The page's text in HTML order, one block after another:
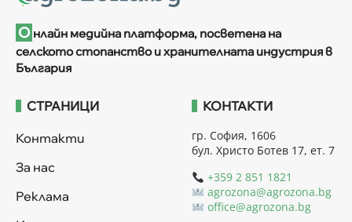
О нлайн медийна платформа, посветена на
селското стопанство и хранителната индустрия в
България
СТРАНИЦИ
Контакти
За нас
Реклама
КОНТАКТИ
гр. София, 1606
бул. Христо Ботев 17, ет. 7
+359 2 851 1821
agrozona@agrozona.bg
office@agrozona.bg